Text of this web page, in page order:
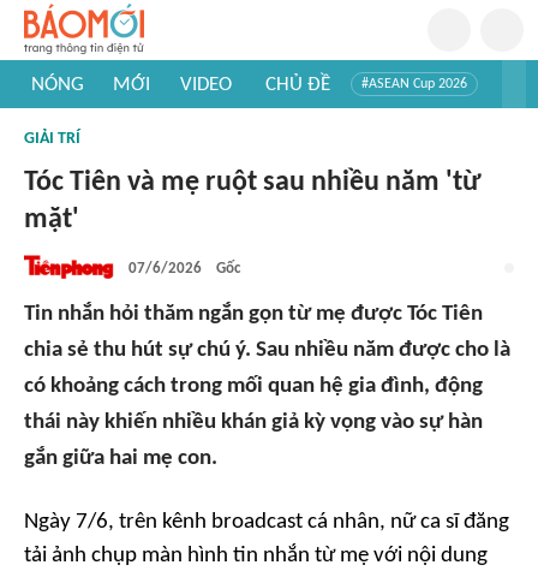
NÓNG MỚI VIDEO CHỦ ĐỀ #ASEAN Cup 2026
#Khám phá thế giới
GIẢI TRÍ
Tóc Tiên và mẹ ruột sau nhiều năm 'từ
mặt'
07/6/2026 Gốc
Tin nhắn hỏi thăm ngắn gọn từ mẹ được Tóc Tiên
chia sẻ thu hút sự chú ý. Sau nhiều năm được cho là
có khoảng cách trong mối quan hệ gia đình, động
thái này khiến nhiều khán giả kỳ vọng vào sự hàn
gắn giữa hai mẹ con.
Ngày 7/6, trên kênh broadcast cá nhân, nữ ca sĩ đăng
tải ảnh chụp màn hình tin nhắn từ mẹ với nội dung